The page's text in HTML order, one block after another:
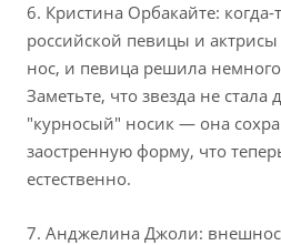
6. Кристина Орбакайте: когда-
российской певицы и
нос, и певица решила немного
Заметьте, что звезда не стала
"курносый" носик — она
заостренную форму, что
естественно.
7. Анджелина Джоли: